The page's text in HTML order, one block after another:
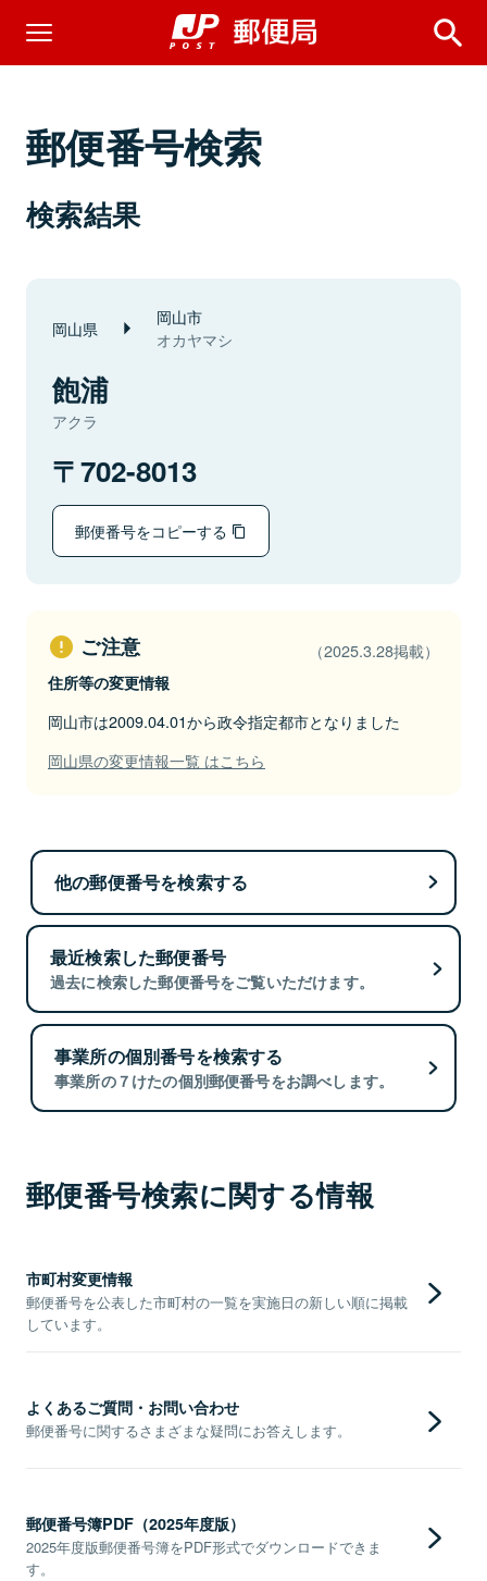
郵便番号検索
検索結果
岡山県 岡山市
オカヤマシ
飽浦
アクラ
702-8013
郵便番号をコピーする
ご注意 （2025.3.28掲載）
住所等の変更情報
岡山市は2009.04.01から政令指定都市となりました
岡山県の変更情報一覧 はこちら
他の郵便番号を検索する
最近検索した郵便番号
過去に検索した郵便番号をご覧いただけます。
事業所の個別番号を検索する
事業所の７けたの個別郵便番号をお調べします。
郵便番号検索に関する情報
市町村変更情報
郵便番号を公表した市町村の一覧を実施日の新しい順に掲載
しています。
よくあるご質問・お問い合わせ
郵便番号に関するさまざまな疑問にお答えします。
郵便番号簿PDF（2025年度版）
2025年度版郵便番号簿をPDF形式でダウンロードできま
す。